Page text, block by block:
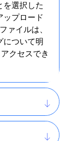
を選択した
ップロード
ァイルは、
について明
クセスでき